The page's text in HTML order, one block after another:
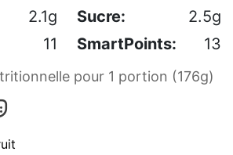
2.1g Sucre:
2.5g
11 SmartPoints: 13
pour 1 portion (176g)